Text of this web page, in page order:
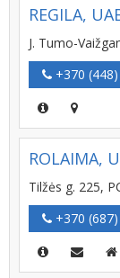
REGILA,
J. Tumo-
+370
ROLAIMA,
Tilžės g. 225,
+370